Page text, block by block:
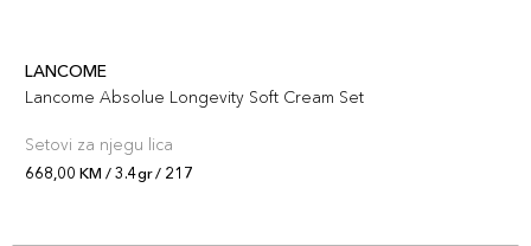
Šifra artikla
3614274196504
3.4gr / 510
LANCOME
Lancome Absolue Longevity Soft Cream Set
Setovi za njegu lica
668,00 KM / 3.4gr / 217